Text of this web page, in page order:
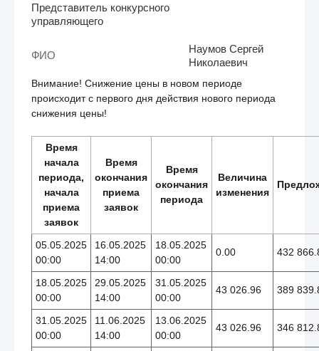
Представитель конкурсного
управляющего
ФИО
Наумов Сергей
Николаевич
Внимание! Снижение цены в новом периоде
происходит с первого дня действия нового периода
снижения цены!
Время
начала
периода,
начала
приема
заявок
Время
окончания
приема
заявок
Время
окончания
периода
Величина
изменения
05.05.2025
00:00
16.05.2025
14:00
18.05.2025
00:00
0.00 432
18.05.2025
00:00
29.05.2025
14:00
31.05.2025
00:00
43 026.96 389
31.05.2025
00:00
11.06.2025
14:00
13.06.2025
00:00
43 026.96 346